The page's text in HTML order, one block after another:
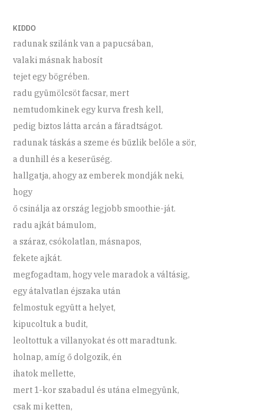
KIDDO
radunak szilánk van a papucsában,
valaki másnak habosít
tejet egy bögrében.
radu gyümölcsöt facsar, mert
nemtudomkinek egy kurva fresh kell,
pedig biztos látta arcán a fáradtságot.
radunak táskás a szeme és bűzlik belőle a sör,
a dunhill és a keserűség.
hallgatja, ahogy az emberek mondják neki,
hogy
ő csinálja az ország legjobb smoothie-ját.
radu ajkát bámulom,
a száraz, csókolatlan, másnapos,
fekete ajkát.
megfogadtam, hogy vele maradok a váltásig,
egy átalvatlan éjszaka után
felmostuk együtt a helyet,
kipucoltuk a budit,
leoltottuk a villanyokat és ott maradtunk.
holnap, amíg ő dolgozik, én
ihatok mellette,
mert 1-kor szabadul és utána elmegyünk,
csak mi ketten,